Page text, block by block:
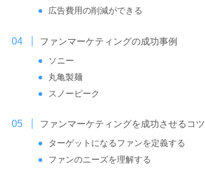
広告費用の削減ができる
ファンマーケティングの成功事例
ソニー
丸亀製麺
スノーピーク
ファンマーケティングを成功させるコツ
ターゲットになるファンを定義する
ファンのニーズを理解する